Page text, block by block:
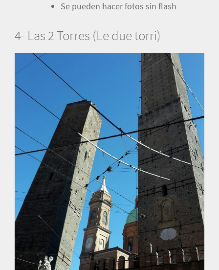
Se pueden hacer fotos sin flash
4- Las 2 Torres (Le due torri)